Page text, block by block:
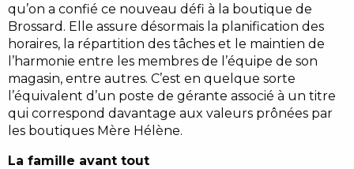
qu’on a confié ce nouveau défi à la boutique de
Brossard. Elle assure désormais la planification des
horaires, la répartition des tâches et le maintien de
l’harmonie entre les membres de l’équipe de son
magasin, entre autres. C’est en quelque sorte
l’équivalent d’un poste de gérante associé à un titre
qui correspond davantage aux valeurs prônées par
les boutiques Mère Hélène.
La famille avant tout